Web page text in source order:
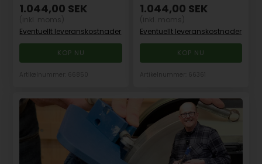
1.044,00 SEK
Eventuellt leveranskostnader
1.044,00 SEK
Eventuellt leveranskostnader